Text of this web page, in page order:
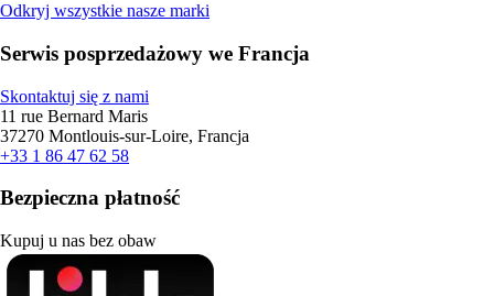
Odkryj wszystkie nasze marki
Serwis posprzedażowy we Francja
Skontaktuj się z nami
11 rue Bernard Maris
37270 Montlouis-sur-Loire, Francja
+33 1 86 47 62 58
Bezpieczna płatność
Kupuj u nas bez obaw